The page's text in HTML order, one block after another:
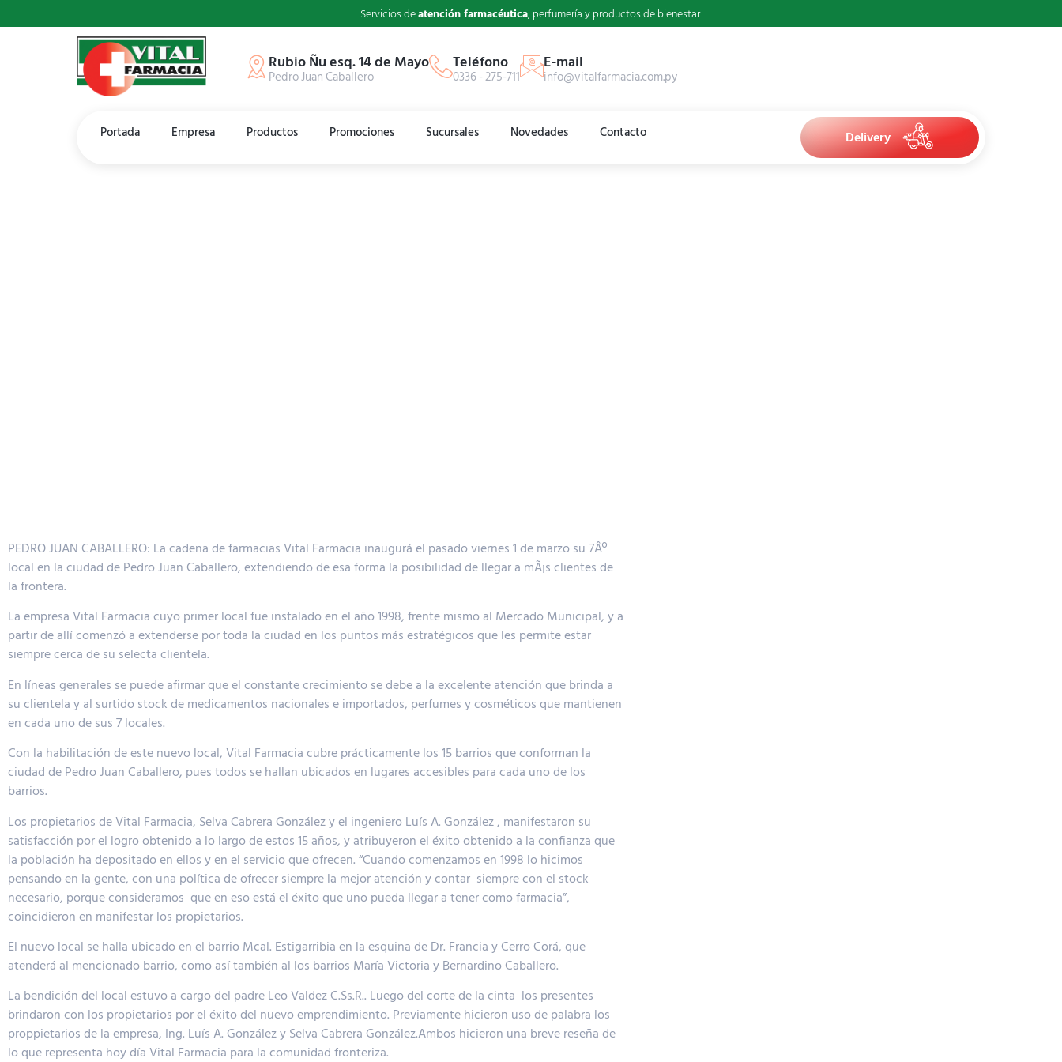
Servicios deatención farmacéutica, perfumería y productos de bienestar.
Rubio Ñu esq. 14 de Mayo
Pedro Juan Caballero
Teléfono
0336 - 275-711
E-mail
info@vitalfarmacia.com.py
Portada Empresa Productos Promociones Sucursales Novedades Contacto Delivery
PEDRO JUAN CABALLERO: La cadena de farmacias Vital Farmacia inaugurá el pasado viernes 1 de marzo su 7Âº
local en la ciudad de Pedro Juan Caballero, extendiendo de esa forma la posibilidad de llegar a mÃ¡s clientes de
la frontera.
La empresa Vital Farmacia cuyo primer local fue instalado en el año 1998, frente mismo al Mercado Municipal, y a
partir de allí comenzó a extenderse por toda la ciudad en los puntos más estratégicos que les permite estar
siempre cerca de su selecta clientela.
En líneas generales se puede afirmar que el constante crecimiento se debe a la excelente atención que brinda a
su clientela y al surtido stock de medicamentos nacionales e importados, perfumes y cosméticos que mantienen
en cada uno de sus 7 locales.
Con la habilitación de este nuevo local, Vital Farmacia cubre prácticamente los 15 barrios que conforman la
ciudad de Pedro Juan Caballero, pues todos se hallan ubicados en lugares accesibles para cada uno de los
barrios.
Los propietarios de Vital Farmacia, Selva Cabrera González y el ingeniero Luís A. González , manifestaron su
satisfacción por el logro obtenido a lo largo de estos 15 años, y atribuyeron el éxito obtenido a la confianza que
la población ha depositado en ellos y en el servicio que ofrecen. “Cuando comenzamos en 1998 lo hicimos
pensando en la gente, con una política de ofrecer siempre la mejor atención y contar siempre con el stock
necesario, porque consideramos que en eso está el éxito que uno pueda llegar a tener como farmacia”,
coincidieron en manifestar los propietarios.
El nuevo local se halla ubicado en el barrio Mcal. Estigarribia en la esquina de Dr. Francia y Cerro Corá, que
atenderá al mencionado barrio, como así también al los barrios María Victoria y Bernardino Caballero.
La bendición del local estuvo a cargo del padre Leo Valdez C.Ss.R.. Luego del corte de la cinta los presentes
brindaron con los propietarios por el éxito del nuevo emprendimiento. Previamente hicieron uso de palabra los
proppietarios de la empresa, Ing. Luís A. González y Selva Cabrera González.Ambos hicieron una breve reseña de
lo que representa hoy día Vital Farmacia para la comunidad fronteriza.